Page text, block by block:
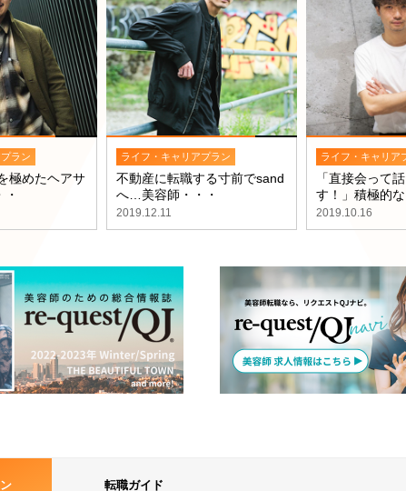
ラン
極めたヘアサ
ライフ・キャリアプラン
不動産に転職する寸前でsand
へ…美容師・・・
2019.12.11
ライフ・キャリア
「直接会って
す！」積極的な
2019.10.16
転職ガイド